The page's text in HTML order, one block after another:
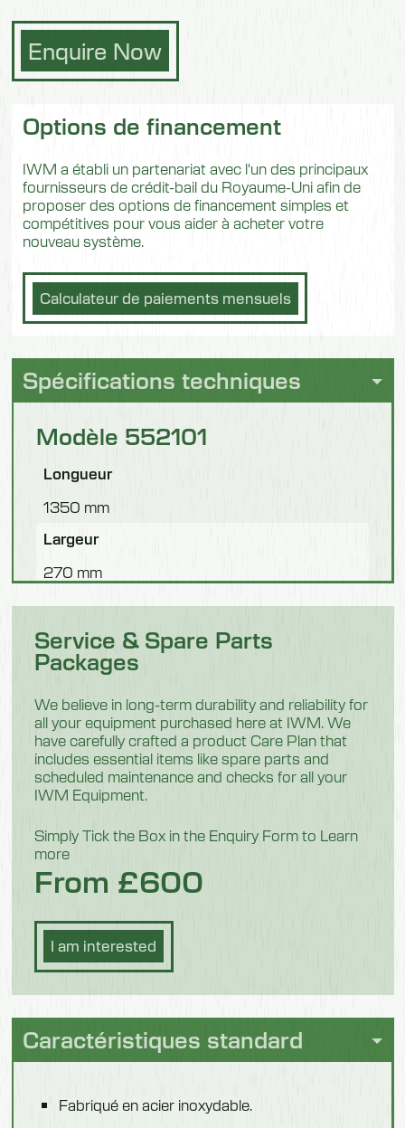
Enquire Now
Options de financement
IWM a établi un partenariat avec l'un des principaux
fournisseurs de crédit-bail du Royaume-Uni afin de
proposer des options de financement simples et
compétitives pour vous aider à acheter votre
nouveau système.
Calculateur de paiements mensuels
Spécifications techniques
Modèle 552101
Longueur
1350 mm
Largeur
270 mm
Poids
225 kilogrammes
Équipement supplémentaire
Avec désinfection des mains
Modèle 552102
Longueur
Largeur
500 mm
Poids
223 kilogrammes
Avec désinfection des mains
Modèle 552103
Longueur
Service & Spare Parts
Packages
We believe in long-term durability and reliability for
all your equipment purchased here at IWM. We
have carefully crafted a product Care Plan that
includes essential items like spare parts and
scheduled maintenance and checks for all your
IWM Equipment.
Simply Tick the Box in the Enquiry Form to Learn
more
From £600
I am interested
Caractéristiques standard
Fabriqué en acier inoxydable.